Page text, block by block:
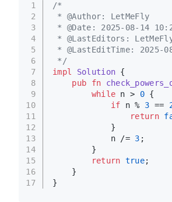
1
2
3
4
5
6
7
8
9
10
11
12
13
14
15
16
17
/*
* @Author: LetMeFly
* @Date: 2025-08-14
* @LastEditors:
* @LastEditTime: 2025-
*/
impl
Solution {
pub
fn
while n > 0 {
if n % 3 ==
return
            }
            n /=
3 ;
        }
return true;
    }
}